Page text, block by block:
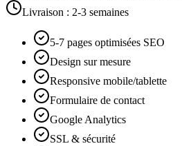
Livraison : 2-3 semaines
5-7 pages optimisées SEO
Design sur mesure
Responsive mobile/tablette
Formulaire de contact
Google Analytics
SSL & sécurité